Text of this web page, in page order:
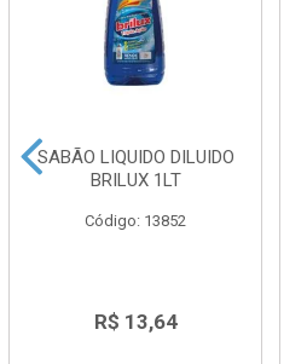
SABÃO LIQUIDO DILUIDO
BRILUX 1LT
Código: 13852
R$ 13,64